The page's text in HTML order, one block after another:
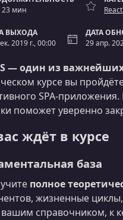
23 мин
ВЫХОДА
2019 г., 00:00
ДАТА
29 апр.
— один из
курсе вы
поможет уверенно
ждёт в курсе
база
полное
жизненные циклы,
вашим справочником, к